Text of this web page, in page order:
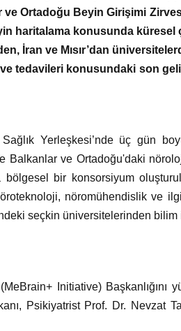
Ortadoğu Beyin Girişimi
haritalama konusunda küresel
İran ve Mısır’dan
ve tedavileri konusundaki son
Yerleşkesi’nde üç gün
Balkanlar ve Ortadoğu'daki
bölgesel bir konsorsiyum
nöromühendislik ve
seçkin üniversitelerinden bilim
Initiative) Başkanlığını
Psikiyatrist Prof. Dr. Nevzat